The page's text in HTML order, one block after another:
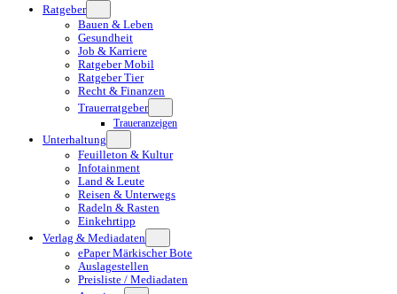
Ratgeber
Bauen & Leben
Gesundheit
Job & Karriere
Ratgeber Mobil
Ratgeber Tier
Recht & Finanzen
Trauerratgeber
Traueranzeigen
Unterhaltung
Feuilleton & Kultur
Infotainment
Land & Leute
Reisen & Unterwegs
Radeln & Rasten
Einkehrtipp
Verlag & Mediadaten
ePaper Märkischer Bote
Auslagestellen
Preisliste / Mediadaten